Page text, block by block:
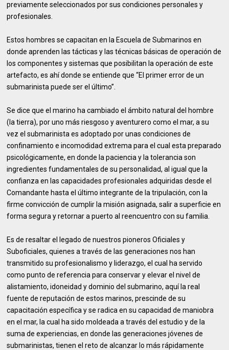
previamente seleccionados por sus condiciones personales y
profesionales.
Estos hombres se capacitan en la Escuela de Submarinos en
donde aprenden las tácticas y las técnicas básicas de operación de
los componentes y sistemas que posibilitan la operación de este
artefacto, es ahí donde se entiende que “El primer error de un
submarinista puede ser el último”.
Se dice que el marino ha cambiado el ámbito natural del hombre
(la tierra), por uno más riesgoso y aventurero como el mar, a su
vez el submarinista es adoptado por unas condiciones de
confinamiento e incomodidad extrema para el cual esta preparado
psicológicamente, en donde la paciencia y la tolerancia son
ingredientes fundamentales de su personalidad, al igual que la
confianza en las capacidades profesionales adquiridas desde el
Comandante hasta el último integrante de la tripulación, con la
firme convicción de cumplir la misión asignada, salir a superficie en
forma segura y retornar a puerto al reencuentro con su familia.
Es de resaltar el legado de nuestros pioneros Oficiales y
Suboficiales, quienes a través de las generaciones nos han
transmitido su profesionalismo y liderazgo, el cual ha servido
como punto de referencia para conservar y elevar el nivel de
alistamiento, idoneidad y dominio del submarino, aquí la real
fuente de reputación de estos marinos, prescinde de su
capacitación específica y se radica en su capacidad de maniobra
en el mar, la cual ha sido moldeada a través del estudio y de la
suma de experiencias, en donde las generaciones jóvenes de
submarinistas, tienen el reto de alcanzar lo más rápidamente